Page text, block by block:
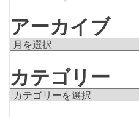
アーカイブ
ア
カ
イ
ブ
カテゴリー
カ